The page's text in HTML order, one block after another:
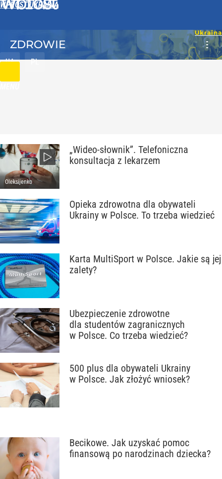
WPROST UKRAINA
UA PL
ZDROWIE
Oleksijenko
„Wideo-słownik”. Telefoniczna
konsultacja z lekarzem
Opieka zdrowotna dla obywateli
Ukrainy w Polsce. To trzeba wiedzieć
Karta MultiSport w Polsce. Jakie są jej
zalety?
Ubezpieczenie zdrowotne
dla studentów zagranicznych
w Polsce. Co trzeba wiedzieć?
500 plus dla obywateli Ukrainy
w Polsce. Jak złożyć wniosek?
Becikowe. Jak uzyskać pomoc
finansową po narodzinach dziecka?